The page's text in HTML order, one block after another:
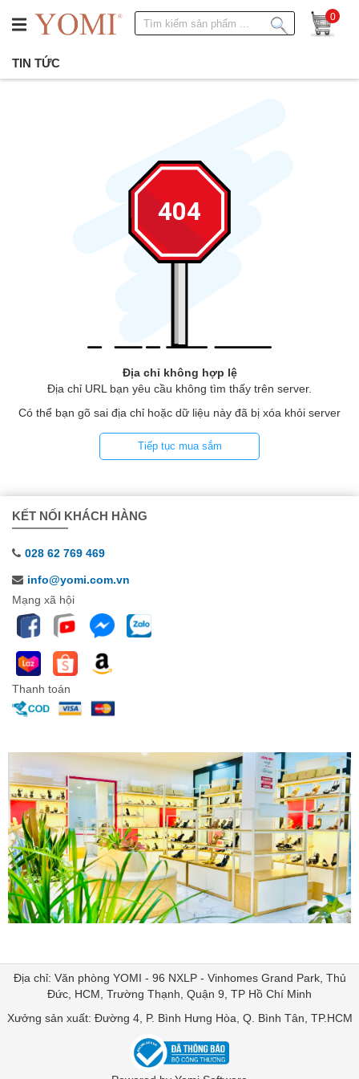
0
TIN TỨC
Địa chỉ không hợp lệ
Địa chỉ URL bạn yêu cầu không tìm thấy trên server.
Có thể bạn gõ sai địa chỉ hoặc dữ liệu này đã bị xóa khỏi server
Tiếp tục mua sắm
KẾT NỐI KHÁCH HÀNG
028 62 769 469
info@yomi.com.vn
Mạng xã hội
Thanh toán
Địa chỉ: Văn phòng YOMI - 96 NXLP - Vinhomes Grand Park, Thủ
Đức, HCM, Trường Thạnh, Quận 9, TP Hồ Chí Minh
Xưởng sản xuất: Đường 4, P. Bình Hưng Hòa, Q. Bình Tân, TP.HCM